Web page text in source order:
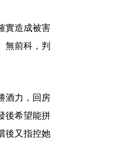
實造成被害
無前科，判
酒力，回房
後希望能拼
後又指控她